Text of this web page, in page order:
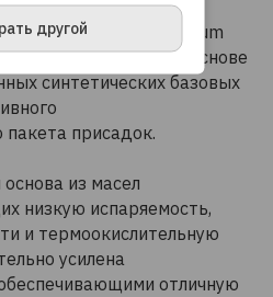
масло «SINTEC Premium
C3» производится на основе
синтетических базовых
присадок.
из масел
низкую испаряемость,
и термоокислительную
усилена
отличную
другой